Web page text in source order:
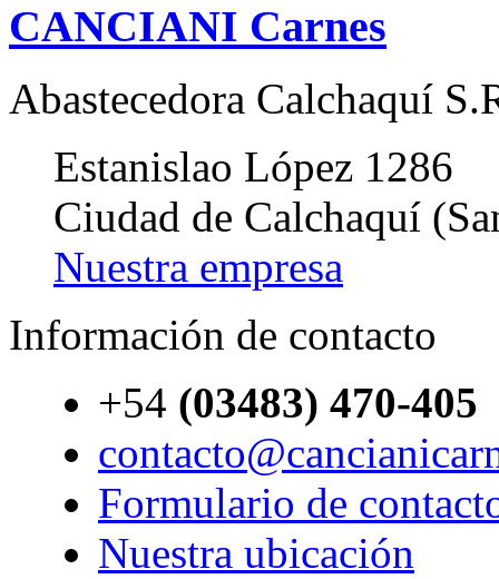
CANCIANI Carnes
Abastecedora Calchaquí
Estanislao López 1286
Ciudad de Calchaquí
Nuestra empresa
Información de contacto
+54 (03483) 470-405
Formulario de
Nuestra ubicación